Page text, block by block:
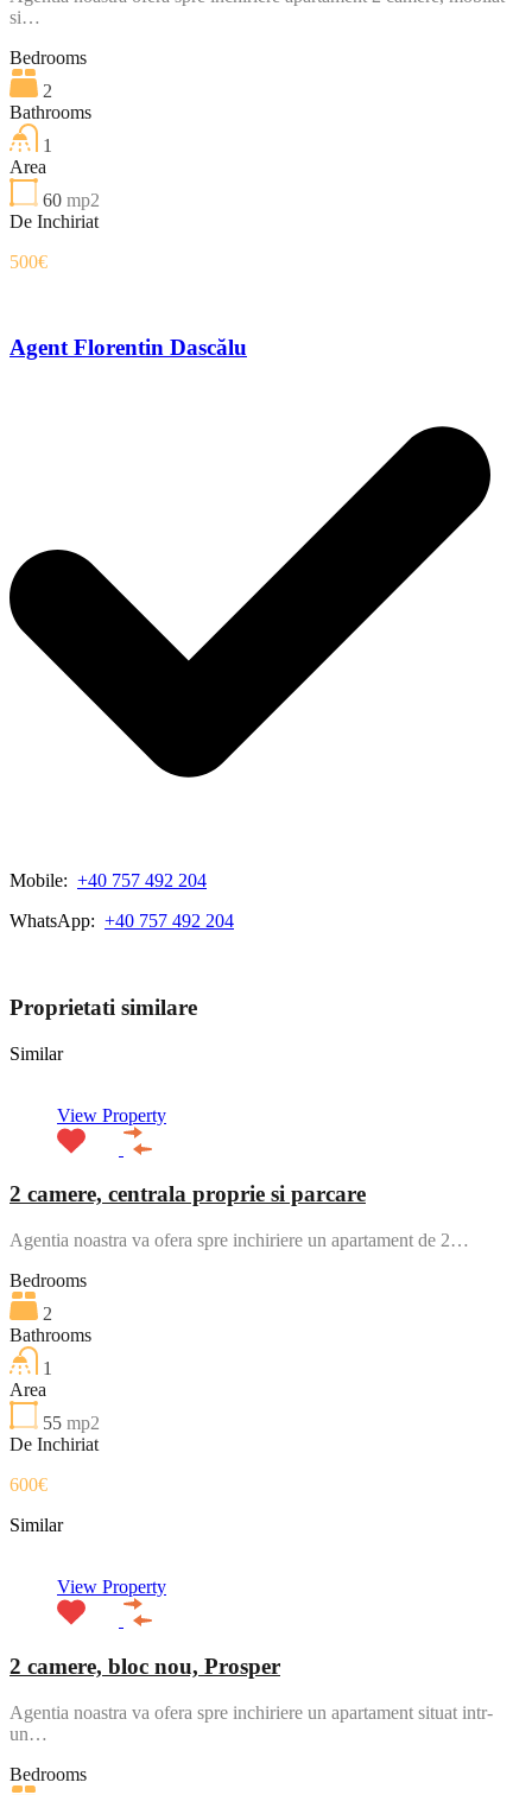
si…
Bedrooms
2
Bathrooms
1
Area
60 mp2
De Inchiriat
500€
Agent Florentin Dascălu
Mobile: +40 757 492 204
WhatsApp: +40 757 492 204
Proprietati similare
Similar
View Property
2 camere, centrala proprie si parcare
Agentia noastra va ofera spre inchiriere un apartament de 2…
Bedrooms
2
Bathrooms
1
Area
55 mp2
De Inchiriat
600€
Similar
View Property
2 camere, bloc nou, Prosper
Agentia noastra va ofera spre inchiriere un apartament situat intr-
un…
Bedrooms